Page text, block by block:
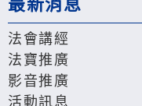
最新消息
法會講經
法寶推廣
影音推廣
活動訊息